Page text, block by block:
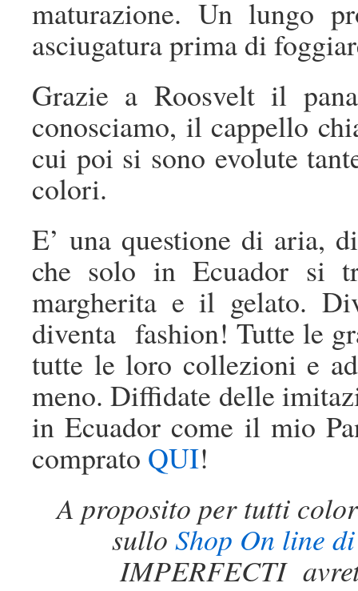
maturazione. Un lungo
asciugatura prima di
Grazie a Roosvelt il
conosciamo, il cappello
cui poi si sono evolute
colori.
E’ una questione di aria,
che solo in Ecuador si
margherita e il gelato.
diventa fashion! Tutte le
tutte le loro collezioni e
meno. Diffidate delle
in Ecuador come il mio
comprato QUI!
A proposito per tutti
sullo Shop On line
IMPERFECTI